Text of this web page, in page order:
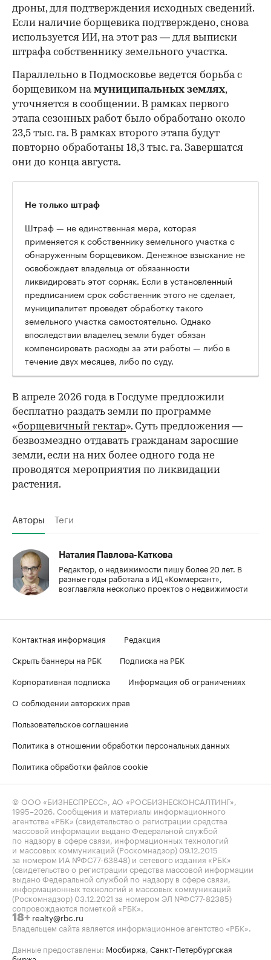
дроны, для подтверждения исходных сведений.
Если наличие борщевика подтверждено, снова
используется ИИ, на этот раз — для выписки
штрафа собственнику земельного участка.
Параллельно в Подмосковье ведется борьба с
борщевиком намуниципальных землях,
уточняется в сообщении. В рамках первого
этапа сезонных работ было обработано около
23,5 тыс. га. В рамках второго этапа будут
повторно обработаны 18,3 тыс. га. Завершатся
они до конца августа.
Не только штраф
Штраф — не единственная мера, которая
применяется к собственнику земельного участка с
обнаруженным борщевиком. Денежное взыскание не
освобождает владельца от обязанности
ликвидировать этот сорняк. Если в установленный
предписанием срок собственник этого не сделает,
муниципалитет проведет обработку такого
земельного участка самостоятельно. Однако
впоследствии владелец земли будет обязан
компенсировать расходы за эти работы — либо в
течение двух месяцев, либо по суду.
В апреле 2026 года в Госдуме предложили
бесплатно раздать земли по программе
«борщевичный гектар». Суть предложения —
безвозмездно отдавать гражданам заросшие
земли, если на них более одного года не
проводятся мероприятия по ликвидации
растения.
Авторы Теги
Наталия Павлова-Каткова
Редактор, о недвижимости пишу более 20 лет. В
разные годы работала в ИД «Коммерсант»,
возглавляла несколько проектов о недвижимости
Контактная информация
Редакция
Скрыть баннеры на РБК
Подписка на РБК
Корпоративная подписка
Информация об ограничениях
О соблюдении авторских прав
Пользовательское соглашение
Политика в отношении обработки персональных данных
Политика обработки файлов cookie
© ООО «БИЗНЕСПРЕСС», АО «РОСБИЗНЕСКОНСАЛТИНГ»,
1995–2026 . Сообщения и материалы информационного
агентства «РБК» (свидетельство о регистрации средства
массовой информации выдано Федеральной службой
по надзору в сфере связи, информационных технологий
и массовых коммуникаций (Роскомнадзор) 09.12.2015
за номером ИА №ФС77-63848) и сетевого издания «РБК»
(свидетельство о регистрации средства массовой информации
выдано Федеральной службой по надзору в сфере связи,
информационных технологий и массовых коммуникаций
(Роскомнадзор) 03.12.2021 за номером ЭЛ №ФС77-82385)
сопровождаются пометкой «РБК».
18+ realty@rbc.ru
Владельцем сайта является информационное агентство «РБК».
Данные предоставлены: Мосбиржа Санкт-Петербургская